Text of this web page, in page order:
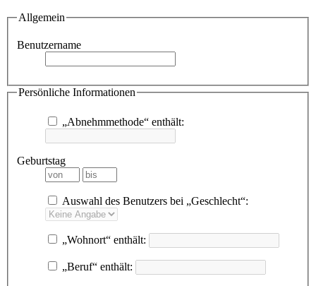
Allgemein
Benutzername
Persönliche Informationen
„Abnehmmethode“ enthält:
Geburtstag
Auswahl des Benutzers bei „Geschlecht“:
„Wohnort“ enthält:
„Beruf“ enthält: